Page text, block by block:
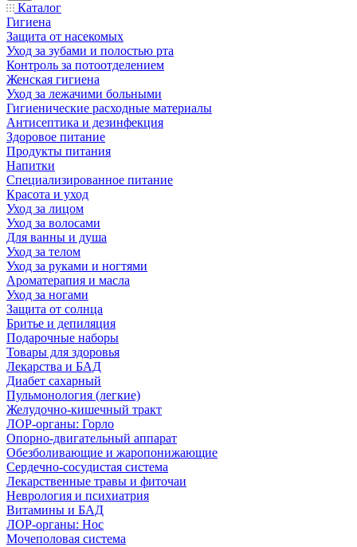
Каталог
Гигиена
Защита от насекомых
Уход за зубами и полостью рта
Контроль за потоотделением
Женская гигиена
Уход за лежачими больными
Гигиенические расходные материалы
Антисептика и дезинфекция
Здоровое питание
Продукты питания
Напитки
Специализированное питание
Красота и уход
Уход за лицом
Уход за волосами
Для ванны и душа
Уход за телом
Уход за руками и ногтями
Ароматерапия и масла
Уход за ногами
Защита от солнца
Бритье и депиляция
Подарочные наборы
Товары для здоровья
Лекарства и БАД
Диабет сахарный
Пульмонология (легкие)
Желудочно-кишечный тракт
ЛОР-органы: Горло
Опорно-двигательный аппарат
Обезболивающие и жаропонижающие
Сердечно-сосудистая система
Лекарственные травы и фиточаи
Неврология и психиатрия
Витамины и БАД
ЛОР-органы: Нос
Мочеполовая система